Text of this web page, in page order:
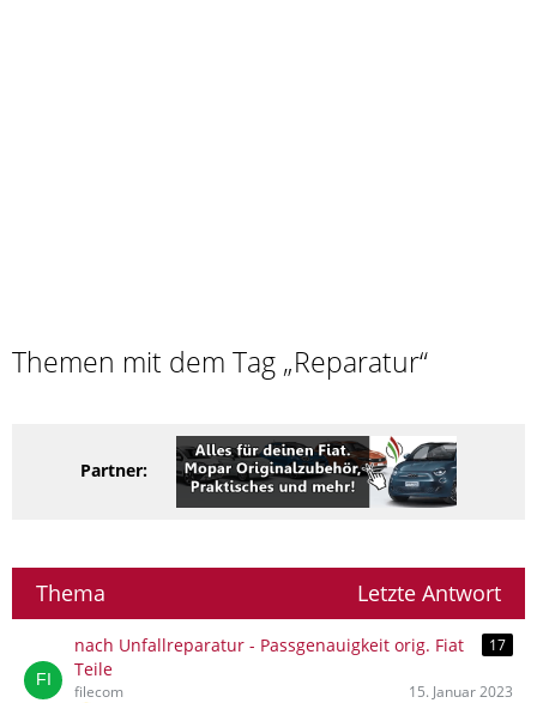
Themen mit dem Tag „Reparatur“
Partner:
Thema Letzte Antwort
nach Unfallreparatur - Passgenauigkeit orig. Fiat
Teile
17
filecom 15. Januar 2023